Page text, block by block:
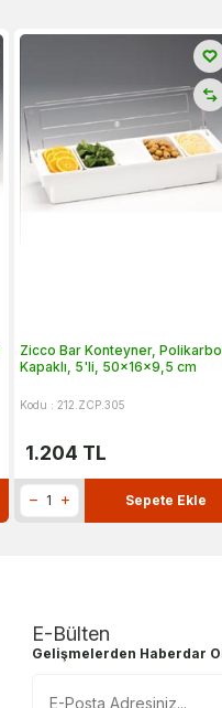
Zicco Bar Konteyner,
Kapaklı, 5'li, 50x16x9,5 cm
Kodu : 212.ZCP.305
1.204 TL
Sepete Ekle
E-Bülten
Gelişmelerden Haberdar